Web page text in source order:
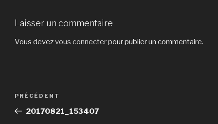
Laisser un commentaire
Vous devezvous connecterpour publier un commentaire.
Navigation
l’article
Article
précédent
PRÉCÉDENT
20170821_153407